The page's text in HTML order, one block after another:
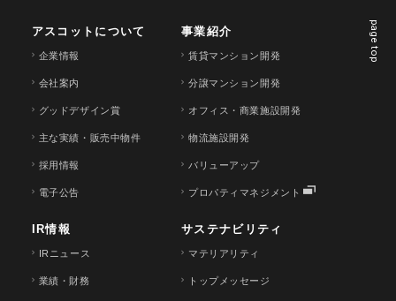
page top
アスコットについて
企業情報
会社案内
グッドデザイン賞
主な実績・販売中物件
採用情報
電子公告
事業紹介
賃貸マンション開発
分譲マンション開発
オフィス・商業施設開発
物流施設開発
バリューアップ
プロパティマネジメント
IR情報
IRニュース
業績・財務
サステナビリティ
マテリアリティ
トップメッセージ